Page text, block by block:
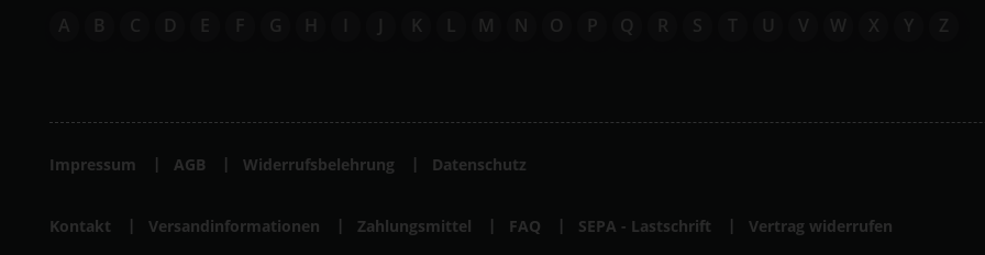
A B C D E F G H I J K L M N O P Q R S T U V W X Y Z
Impressum AGB Widerrufsbelehrung Datenschutz
Kontakt Versandinformationen Zahlungsmittel FAQ SEPA - Lastschrift Vertrag widerrufen